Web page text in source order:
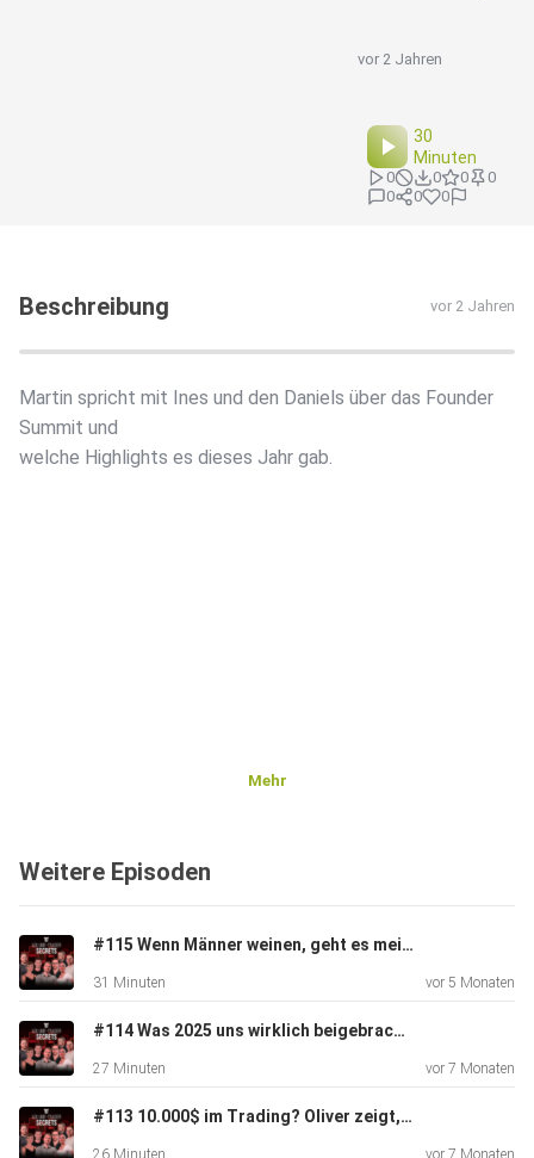
vor 2 Jahren
30
Minuten
0 0 0
0
0
0 0
Beschreibung vor 2 Jahren
Martin spricht mit Ines und den Daniels über das Founder
Summit und
welche Highlights es dieses Jahr gab.
Mehr
Weitere Episoden
#115 Wenn Männer weinen, geht es meist um Technik! (+Special Gast)
31 Minuten vor 5 Monaten
#114 Was 2025 uns wirklich beigebracht hat – und wie du 2026 sauber neu startest
27 Minuten vor 7 Monaten
#113 10.000$ im Trading? Oliver zeigt, wie’s geht!
26 Minuten vor 7 Monaten